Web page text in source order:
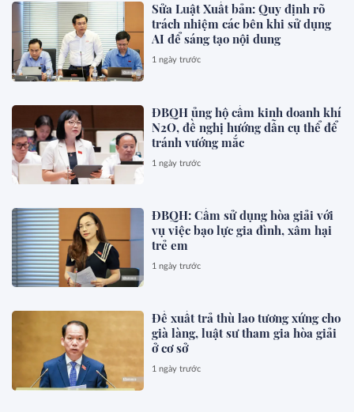
Sửa Luật Xuất bản: Quy định rõ
trách nhiệm các bên khi sử dụng
AI để sáng tạo nội dung
1 ngày trước
ĐBQH ủng hộ cấm kinh doanh khí
N2O, đề nghị hướng dẫn cụ thể để
tránh vướng mắc
1 ngày trước
ĐBQH: Cấm sử dụng hòa giải với
vụ việc bạo lực gia đình, xâm hại
trẻ em
1 ngày trước
Đề xuất trả thù lao tương xứng cho
già làng, luật sư tham gia hòa giải
ở cơ sở
1 ngày trước